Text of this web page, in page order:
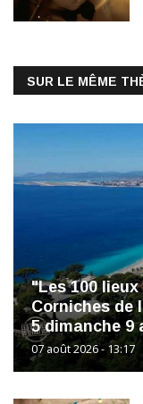
SUR LE MÊME
"Les 100
Corniches de
5 dimanche 9
07 août 2026 - 13:17